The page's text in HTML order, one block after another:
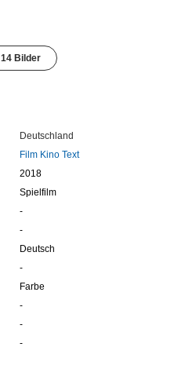
14 Bilder
Deutschland
Film Kino Text
2018
Spielfilm
-
-
Deutsch
-
Farbe
-
-
-